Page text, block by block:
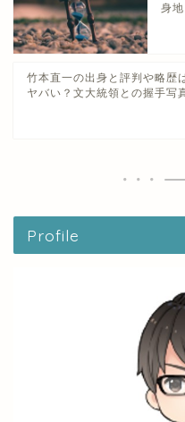
身
竹本直一の出身と評判や略歴
ヤバい？文大統領との握手写
Profile